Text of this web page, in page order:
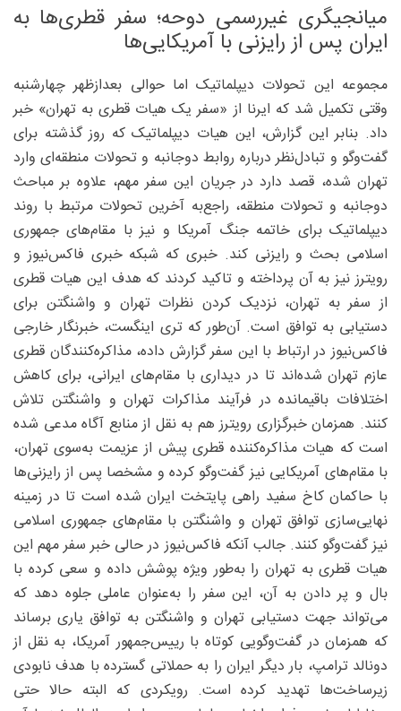
میانجیگری غیررسمی دوحه؛ سفر قطری‌ها به
ایران پس از رایزنی با آمریکایی‌ها
مجموعه این تحولات دیپلماتیک اما حوالی بعدازظهر چهارشنبه
وقتی تکمیل شد که ایرنا از «سفر یک هیات قطری به تهران» خبر
داد. بنابر این گزارش، این هیات دیپلماتیک که روز گذشته برای
گفت‌وگو و تبادل‌نظر درباره روابط دوجانبه و تحولات منطقه‌ای وارد
تهران شده، قصد دارد در جریان این سفر مهم، علاوه بر مباحث
دوجانبه و تحولات منطقه، راجع‌به آخرین تحولات مرتبط با روند
دیپلماتیک برای خاتمه جنگ آمریکا و نیز با مقام‌های جمهوری
اسلامی بحث و رایزنی کند. خبری که شبکه خبری فاکس‌نیوز و
رویترز نیز به آن پرداخته و تاکید کردند که هدف این هیات قطری
از سفر به تهران، نزدیک کردن نظرات تهران و واشنگتن برای
دستیابی به توافق است. آن‌طور که تری اینگست، خبرنگار خارجی
فاکس‌نیوز در ارتباط با این سفر گزارش داده، مذاکره‌کنندگان قطری
عازم تهران شده‌اند تا در دیداری با مقام‌های ایرانی، برای کاهش
اختلافات باقیمانده در فرآیند مذاکرات تهران و واشنگتن تلاش
کنند. همزمان خبرگزاری رویترز هم به نقل از منابع آگاه مدعی شده
است که هیات مذاکره‌کننده قطری پیش از عزیمت به‌سوی تهران،
با مقام‌های آمریکایی نیز گفت‌وگو کرده و مشخصا پس از رایزنی‌ها
با حاکمان کاخ سفید راهی پایتخت ایران شده است تا در زمینه
نهایی‌سازی توافق تهران و واشنگتن با مقام‌های جمهوری اسلامی
نیز گفت‌وگو کنند. جالب آنکه فاکس‌نیوز در حالی خبر سفر مهم این
هیات قطری به تهران را به‌طور ویژه پوشش داده و سعی کرده با
بال و پر دادن به آن، این سفر را به‌عنوان عاملی جلوه دهد که
می‌تواند جهت دستیابی تهران و واشنگتن به توافق یاری برساند
که همزمان در گفت‌وگویی کوتاه با رییس‌جمهور آمریکا، به نقل از
دونالد ترامپ، بار دیگر ایران را به حملاتی گسترده با هدف نابودی
زیرساخت‌ها تهدید کرده است. رویکردی که البته حالا حتی